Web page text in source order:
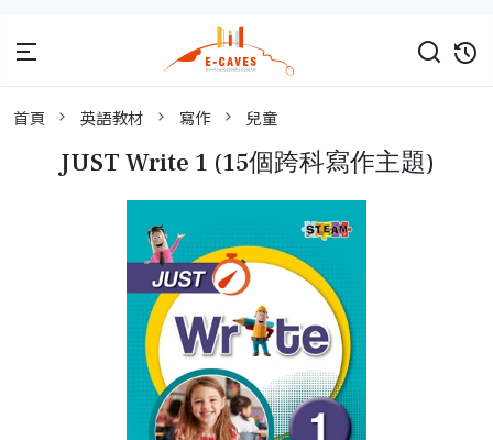
首頁 英語教材 寫作 兒童
JUST Write 1 (15個跨科寫作主題)